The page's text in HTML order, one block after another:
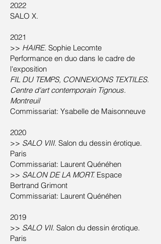
2022
SALO X.
2021
>> HAIRE. Sophie Lecomte
Performance en duo dans le cadre de
l'exposition
FIL DU TEMPS, CONNEXIONS TEXTILES.
Centre d'art contemporain Tignous.
Montreuil
Commissariat: Ysabelle de Maisonneuve
2020
>> SALO VIII. Salon du dessin érotique.
Paris
Commissariat: Laurent Quénéhen
>> SALON DE LA MORT. Espace
Bertrand Grimont
Commissariat: Laurent Quénéhen
2019
>> SALO VII. Salon du dessin érotique.
Paris